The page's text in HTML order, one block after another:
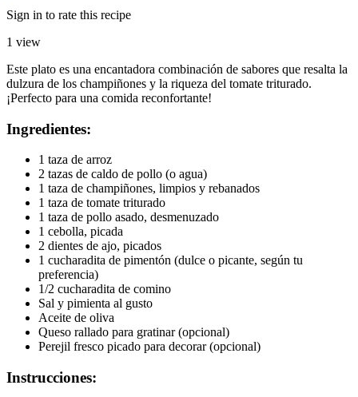
Sign in to rate this recipe
1 view
Este plato es una encantadora combinación de sabores que resalta la
dulzura de los champiñones y la riqueza del tomate triturado.
¡Perfecto para una comida reconfortante!
Ingredientes:
1 taza de arroz
2 tazas de caldo de pollo (o agua)
1 taza de champiñones, limpios y rebanados
1 taza de tomate triturado
1 taza de pollo asado, desmenuzado
1 cebolla, picada
2 dientes de ajo, picados
1 cucharadita de pimentón (dulce o picante, según tu
preferencia)
1/2 cucharadita de comino
Sal y pimienta al gusto
Aceite de oliva
Queso rallado para gratinar (opcional)
Perejil fresco picado para decorar (opcional)
Instrucciones: